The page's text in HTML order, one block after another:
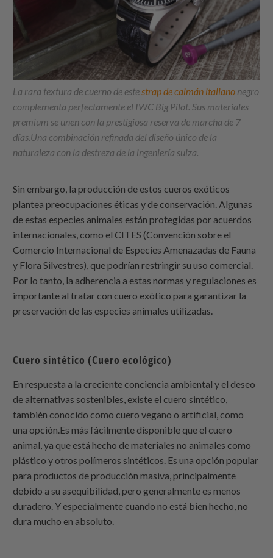
La rara textura de cuerno de estestrap de caimán italiano negro
complementa perfectamente el IWC Big Pilot. Sus materiales
premium se unen con la prestigiosa reserva de marcha de 7
días.Una combinación refinada del diseño único de la
naturaleza con la destreza de la ingeniería suiza.
Sin embargo, la producción de estos cueros exóticos
plantea preocupaciones éticas y de conservación. Algunas
de estas especies animales están protegidas por acuerdos
internacionales, como el CITES (Convención sobre el
Comercio Internacional de Especies Amenazadas de Fauna
y Flora Silvestres), que podrían restringir su uso comercial.
Por lo tanto, la adherencia a estas normas y regulaciones es
importante al tratar con cuero exótico para garantizar la
preservación de las especies animales utilizadas.
Cuero sintético (Cuero ecológico)
En respuesta a la creciente conciencia ambiental y el deseo
de alternativas sostenibles, existe el cuero sintético,
también conocido como cuero vegano o artificial, como
una opción.Es más fácilmente disponible que el cuero
animal, ya que está hecho de materiales no animales como
plástico y otros polímeros sintéticos. Es una opción popular
para productos de producción masiva, principalmente
debido a su asequibilidad, pero generalmente es menos
duradero. Y especialmente cuando no está bien hecho, no
dura mucho en absoluto.